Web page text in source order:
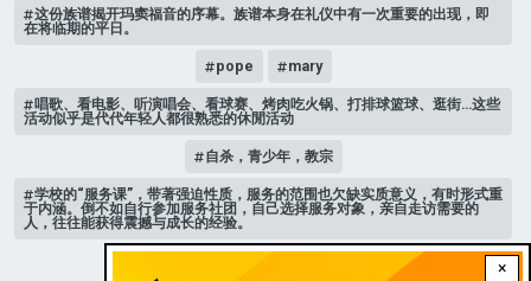
×
这份族谱揭开玛窦福音的序幕。族谱本身在礼仪中有一次重要的出现，即
在将临期的平日。
pope mary
唱歌、看电影、听演唱会、看球赛、烤肉吃火锅、打排球篮球、逛街…这些
活动似乎是代代年轻人都很熟悉的休閒活动
自杀，青少年，教宗
学校的“服务课”，带著强迫性质，服务的范围也欠缺实质意义，有时形式重
于内涵。倒不如自行参加服务社团，自己选择服务对象，亲自走访需要的
人，往往能获得震撼与成长的经验。